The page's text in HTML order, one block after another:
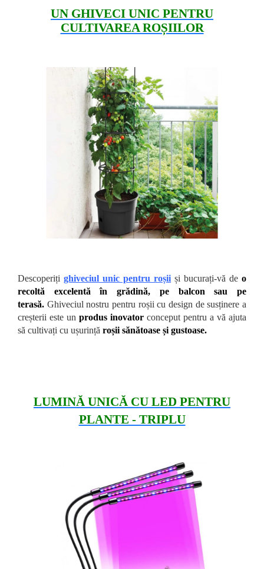
UN GHIVECI UNIC PENTRU
CULTIVAREA ROȘIILOR
Descoperiți ghiveciul unic pentru roșii și bucurați-vă de o
recoltă excelentăîn grădină, pe balcon sau pe
terasă. Ghiveciul nostru pentru roșii cu design de susținere a
creșterii este un produs inovator conceput pentru a vă ajuta
să cultivați cu ușurință roșii sănătoase și gustoase.
LUMINĂ UNICĂ CU LED PENTRU
PLANTE - TRIPLU